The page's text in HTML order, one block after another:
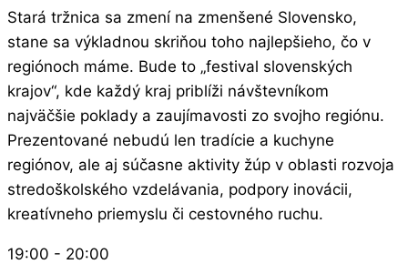
Stará tržnica sa zmení na zmenšené Slovensko,
stane sa výkladnou skriňou toho najlepšieho, čo v
regiónoch máme. Bude to „festival slovenských
krajov“, kde každý kraj priblíži návštevníkom
najväčšie poklady a zaujímavosti zo svojho regiónu.
Prezentované nebudú len tradície a kuchyne
regiónov, ale aj súčasne aktivity žúp v oblasti rozvoja
stredoškolského vzdelávania, podpory inovácii,
kreatívneho priemyslu či cestovného ruchu.
19:00 - 20:00